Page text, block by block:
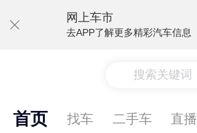
网上车市
去APP了解更多精彩汽车信息
搜索关键词
首页 找车 二手车 直播